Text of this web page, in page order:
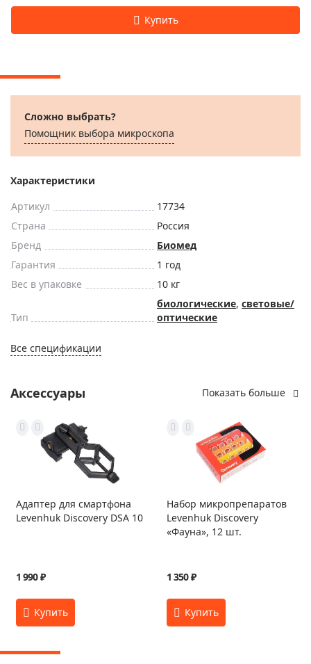
Сложно выбрать?
Помощник выбора микроскoпа
Характеристики
Артикул
17734
Страна
Россия
Бренд
Биомед
Гарантия
1 год
Вес в упаковке
10 кг
Тип
биологические, световые/
оптические
Все спецификации
Аксессуары Показать больше
Адаптер для смартфона
Levenhuk Discovery DSA 10
1 990 ₽
Набор микропрепаратов
Levenhuk Discovery
«Фауна», 12 шт.
1 350 ₽